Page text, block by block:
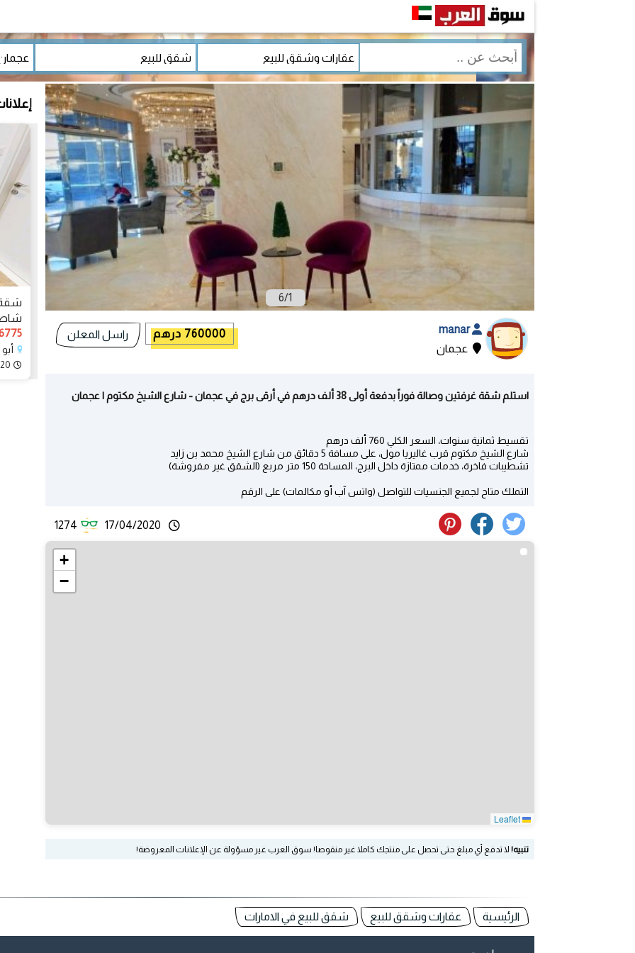
1
/
6
manar
عجمان
760000 درهم راسل المعلن
استلم شقة غرفتين وصالة فوراً بدفعة أولى 38 ألف درهم في أرقى برج في عجمان - شارع الشيخ مكتوم | عجمان
تقسيط ثمانية سنوات، السعر الكلي 760 ألف درهم
شارع الشيخ مكتوم قرب غاليريا مول، على مسافة 5 دقائق من شارع الشيخ محمد بن زايد
تشطيبات فاخرة، خدمات ممتازة داخل البرج، المساحة 150 متر مربع (الشقق غير مفروشة)
التملك متاح لجميع الجنسيات للتواصل (واتس آب أو مكالمات) على الرقم
17/04/2020
1274
+
−
تنبيه! لا تدفع أي مبلغ حتى تحصل على منتجك كاملا غير منقوصا! سوق العرب غير مسؤولة عن الإعلانات المعروضة!
شقة
الرئيسية عقارات وشقق للبيع شقق للبيع في الامارات